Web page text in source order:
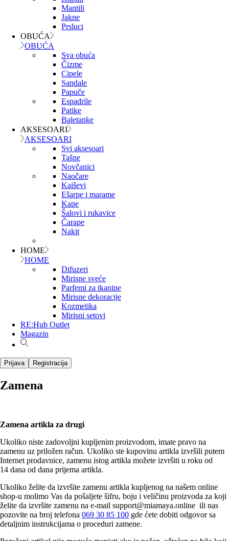
Mantili
Jakne
Prsluci
OBUĆA
OBUĆA
Sva obuća
Čizme
Cipele
Sandale
Papuče
Espadrile
Patike
Baletanke
AKSESOARI
AKSESOARI
Svi aksesoari
Tašne
Novčanici
Naočare
Kaiševi
Ešarpe i marame
Kape
Šalovi i rukavice
Čarape
Nakit
HOME
HOME
Difuzeri
Mirisne sveće
Parfemi za tkanine
Mirisne dekoracije
Kozmetika
Mirisni setovi
RE:Hub Outlet
Magazin
Prijava Registracija
Zamena
Zamena artikla za drugi
Ukoliko niste zadovoljni kupljenim proizvodom, imate pravo na
zamenu uz priložen račun. Ukoliko ste kupovinu artikla izvršili putem
Internet prodavnice, zamenu istog artikla možete izvršiti u roku od
14 dana od dana prijema artikla.
Ukoliko želite da izvršite zamenu artikla kupljenog na našem online
shop-u molimo Vas da pošaljete šifru, boju i veličinu proizvoda za koji
želite da izvršite zamenu na e-mail support@miamaya.online ili nas
pozovite na broj telefona 069 30 85 100 gde ćete dobiti odgovor sa
detaljnim instrukcijama o proceduri zamene.